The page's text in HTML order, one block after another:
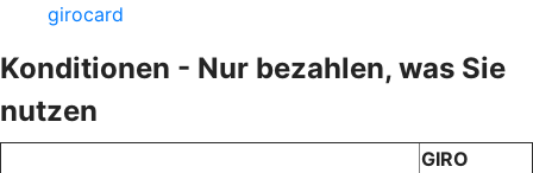
girocard
Konditionen - Nur bezahlen, was Sie
nutzen
GIRO